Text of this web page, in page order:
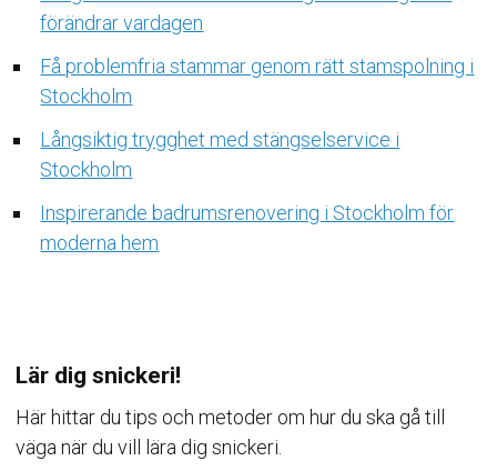
förändrar vardagen
Få problemfria stammar genom rätt stamspolning i
Stockholm
Långsiktig trygghet med stängselservice i
Stockholm
Inspirerande badrumsrenovering i Stockholm för
moderna hem
Lär dig snickeri!
Här hittar du tips och metoder om hur du ska gå till
väga när du vill lära dig snickeri.